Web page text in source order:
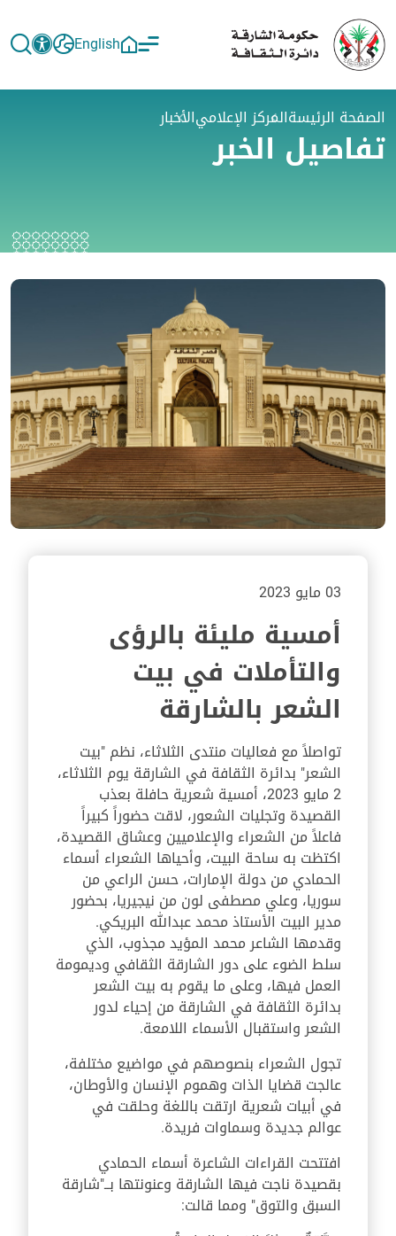
English
الصفحة الرئيسةالمركز الإعلاميالأخبار
تفاصيل الخبر
03 مايو 2023
أمسية مليئة بالرؤى
والتأملات في بيت
الشعر بالشارقة
تواصلاً مع فعاليات منتدى الثلاثاء، نظم "بيت
الشعر" بدائرة الثقافة في الشارقة يوم الثلاثاء،
2 مايو 2023، أمسية شعرية حافلة بعذب
القصيدة وتجليات الشعور، لاقت حضوراً كبيراً
فاعلاً من الشعراء والإعلاميين وعشاق القصيدة،
اكتظت به ساحة البيت، وأحياها الشعراء أسماء
الحمادي من دولة الإمارات، حسن الراعي من
سوريا، وعلي مصطفى لون من نيجيريا، بحضور
مدير البيت الأستاذ محمد عبدالله البريكي.
وقدمها الشاعر محمد المؤيد مجذوب، الذي
سلط الضوء على دور الشارقة الثقافي وديمومة
العمل فيها، وعلى ما يقوم به بيت الشعر
بدائرة الثقافة في الشارقة من إحياء لدور
الشعر واستقبال الأسماء اللامعة.
تجول الشعراء بنصوصهم في مواضيع مختلفة،
عالجت قضايا الذات وهموم الإنسان والأوطان،
في أبيات شعرية ارتقت باللغة وحلقت في
عوالم جديدة وسماوات فريدة.
افتتحت القراءات الشاعرة أسماء الحمادي
بقصيدة ناجت فيها الشارقة وعنونتها بــ"شارقة
السبق والتوق" ومما قالت: